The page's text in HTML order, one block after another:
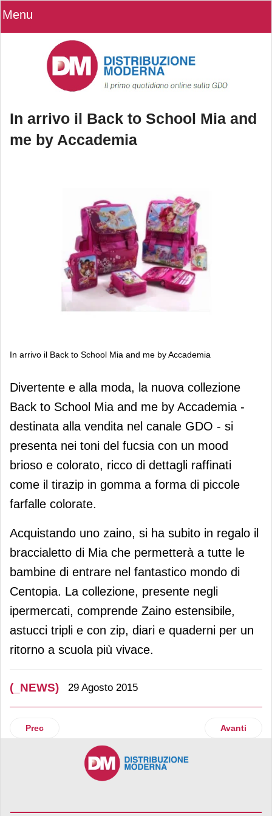
Menu
In arrivo il Back to School Mia and
me by Accademia
In arrivo il Back to School Mia and me by Accademia
In arrivo il Back to School Mia and me
by Accademia
Divertente e alla moda, la nuova collezione
Back to School Mia and me by Accademia -
destinata alla vendita nel canale GDO - si
presenta nei toni del fucsia con un mood
brioso e colorato, ricco di dettagli raffinati
come il tirazip in gomma a forma di piccole
farfalle colorate.
Acquistando uno zaino, si ha subito in regalo il
braccialetto di Mia che permetterà a tutte le
bambine di entrare nel fantastico mondo di
Centopia. La collezione, presente negli
ipermercati, comprende Zaino estensibile,
astucci tripli e con zip, diari e quaderni per un
ritorno a scuola più vivace.
(_NEWS) 29 Agosto 2015
Articolo precedente: Bofrost amplia la linea FreeLife
Prec Articolo
Avanti